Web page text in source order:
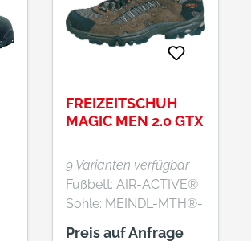
FREIZEITSCHUH
MAGIC MEN 2.0 GTX
9 Varianten verfügbar
Fußbett: AIR-ACTIVE®
Sohle: MEINDL-MTH®-
Magic, Kevlar®-Einlage
Preis auf Anfrage